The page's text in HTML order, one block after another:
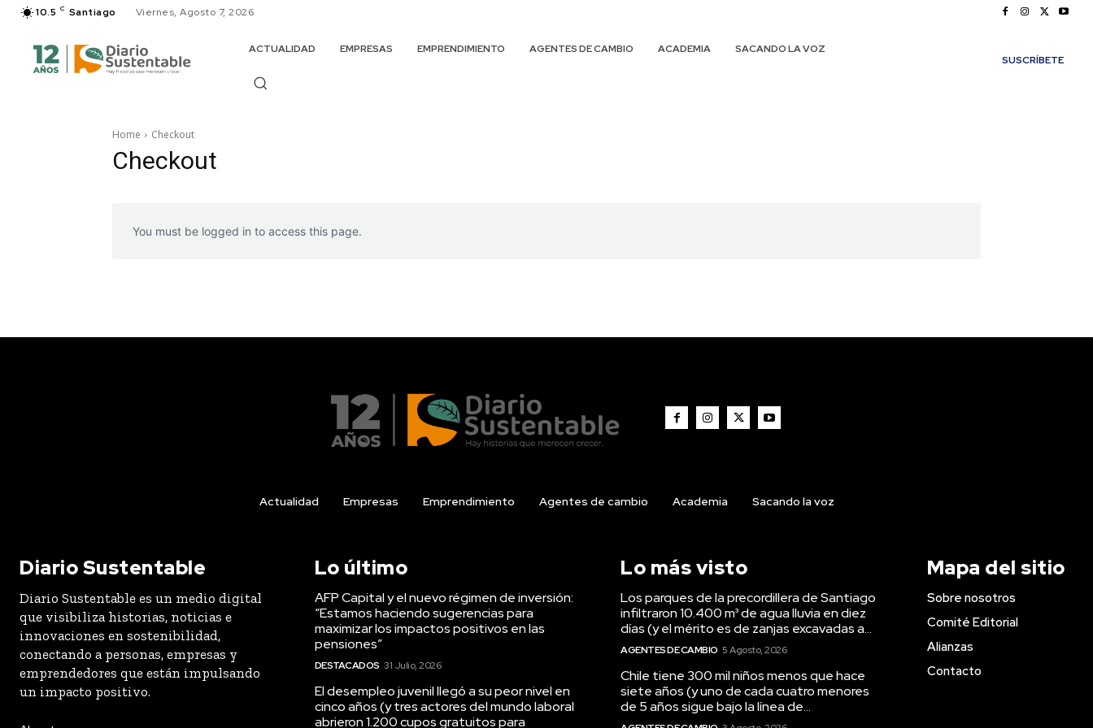
10.5 C Santiago Viernes, Agosto 7, 2026
ACTUALIDAD EMPRESAS EMPRENDIMIENTO AGENTES DE CAMBIO ACADEMIA
SACANDO LA VOZ
SUSCRÍBETE
Home Checkout
Checkout
You must be logged in to access this page.
Actualidad Empresas Emprendimiento Agentes de cambio Academia Sacando la voz
Diario Sustentable
Diario Sustentable es un medio digital
que visibiliza historias, noticias e
innovaciones en sostenibilidad,
conectando a personas, empresas y
emprendedores que están impulsando
un impacto positivo.
Lo último
AFP Capital y el nuevo régimen de inversión:
“Estamos haciendo sugerencias para
maximizar los impactos positivos en las
pensiones”
DESTACADOS 31 Julio, 2026
El desempleo juvenil llegó a su peor nivel en
cinco años (y tres actores del mundo laboral
abrieron 1.200 cupos gratuitos para
Lo más visto
Los parques de la precordillera de Santiago
infiltraron 10.400 m³ de agua lluvia en diez
días (y el mérito es de zanjas excavadas a...
AGENTES DE CAMBIO 5 Agosto, 2026
Chile tiene 300 mil niños menos que hace
siete años (y uno de cada cuatro menores
de 5 años sigue bajo la línea de...
Mapa del sitio
Sobre nosotros
Comité Editorial
Alianzas
Contacto